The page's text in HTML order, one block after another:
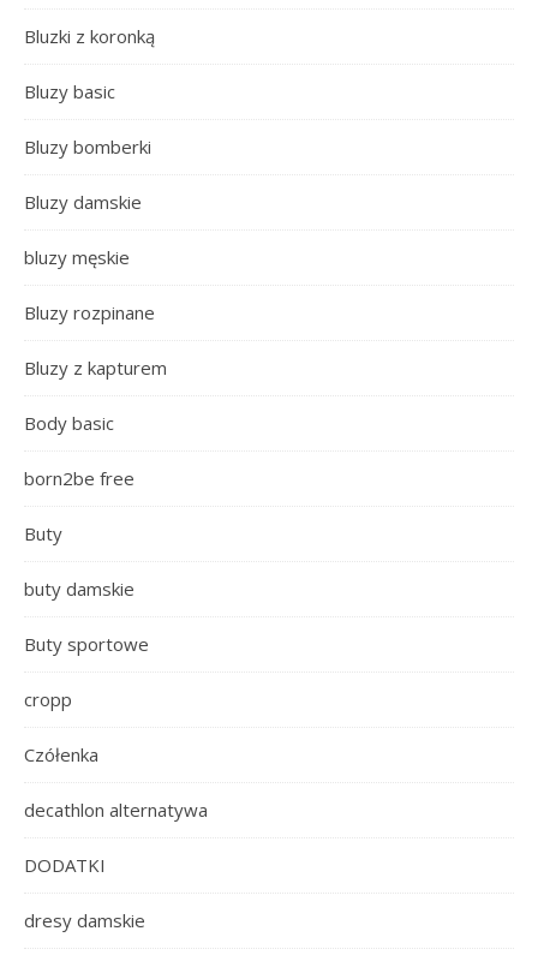
Bluzki z koronką
Bluzy basic
Bluzy bomberki
Bluzy damskie
bluzy męskie
Bluzy rozpinane
Bluzy z kapturem
Body basic
born2be free
Buty
buty damskie
Buty sportowe
cropp
Czółenka
decathlon alternatywa
DODATKI
dresy damskie